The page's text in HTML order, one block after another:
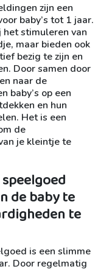
zijn een
baby’s tot 1 jaar.
het stimuleren van
maar bieden ook
bezig te zijn en
Door samen door
naar de
baby’s op een
en hun
Het is een
de
je kleintje te
de baby te
te
is een slimme
Door regelmatig